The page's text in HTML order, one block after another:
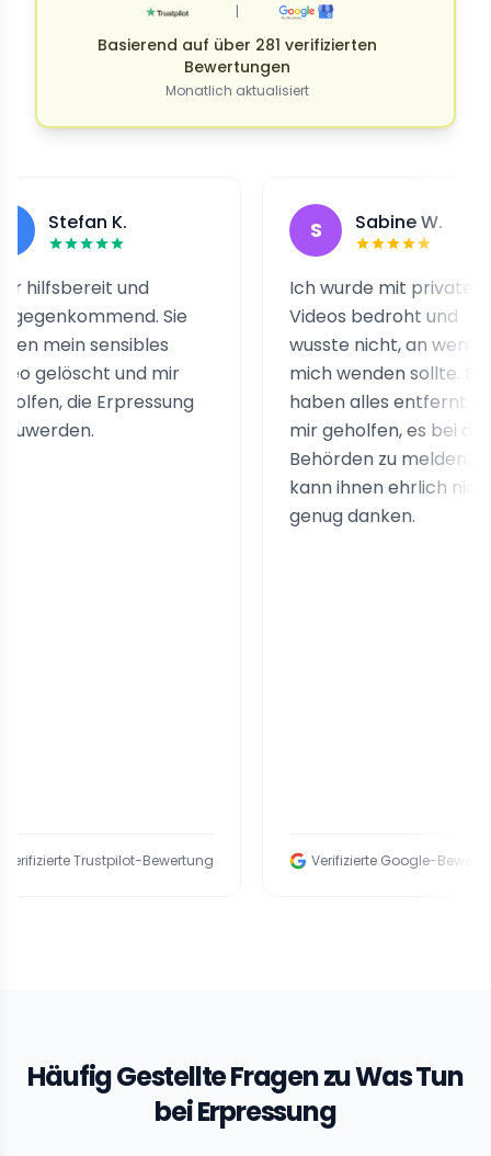
|
Basierend auf über 281 verifizierten
Bewertungen
Monatlich aktualisiert
K.
und
Sie
sensibles
und mir
die Erpressung
Trustpilot-Bewertung
Sabine W.
Ich wurde mit privaten
Videos bedroht und
wusste nicht, an wen ich
mich wenden sollte. Sie
haben alles entfernt und
mir geholfen, es bei den
Behörden zu melden. Ich
kann ihnen ehrlich nicht
genug danken.
Verifizierte Google-Bewertung
Häufig Gestellte Fragen zu Was Tun
bei Erpressung